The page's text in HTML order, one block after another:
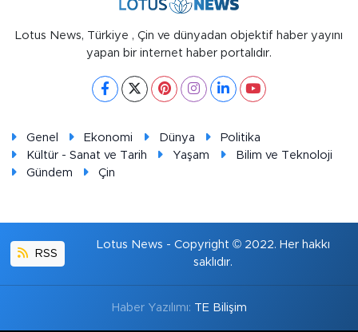
Lotus News, Türkiye , Çin ve dünyadan objektif haber yayını
yapan bir internet haber portalıdır.
Genel Ekonomi Dünya
Politika
Kültür - Sanat ve Tarih
Yaşam
Bilim ve Teknoloji
Gündem
Çin
RSS
Lotus News - Copyright © 2022. Her hakkı
saklıdır.
Haber Yazılımı: TE Bilişim